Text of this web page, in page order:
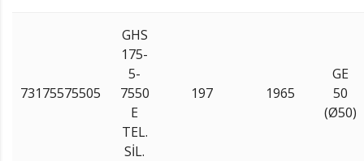
73175575505
GHS
175-
5-
7550
E
TEL.
SİL.
197 1965
GE
50
(Ø50)